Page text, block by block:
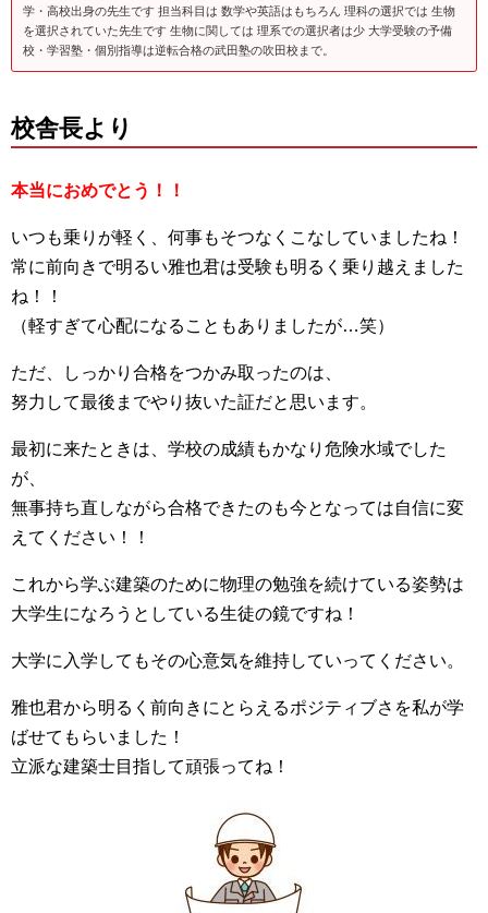
学・高校出身の先生です 担当科目は 数学や英語はもちろん 理科の選択では 生物
を選択されていた先生です 生物に関しては 理系での選択者は少 大学受験の予備
校・学習塾・個別指導は逆転合格の武田塾の吹田校まで。
校舎長より
本当におめでとう！！
いつも乗りが軽く、何事もそつなくこなしていましたね！
常に前向きで明るい雅也君は受験も明るく乗り越えました
ね！！
（軽すぎて心配になることもありましたが…笑）
ただ、しっかり合格をつかみ取ったのは、
努力して最後までやり抜いた証だと思います。
最初に来たときは、学校の成績もかなり危険水域でした
が、
無事持ち直しながら合格できたのも今となっては自信に変
えてください！！
これから学ぶ建築のために物理の勉強を続けている姿勢は
大学生になろうとしている生徒の鏡ですね！
大学に入学してもその心意気を維持していってください。
雅也君から明るく前向きにとらえるポジティブさを私が学
ばせてもらいました！
立派な建築士目指して頑張ってね！